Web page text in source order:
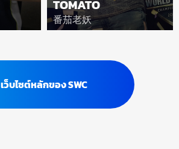
TOMATO
番茄老妖
เว็บไซต์หลักของ SWC